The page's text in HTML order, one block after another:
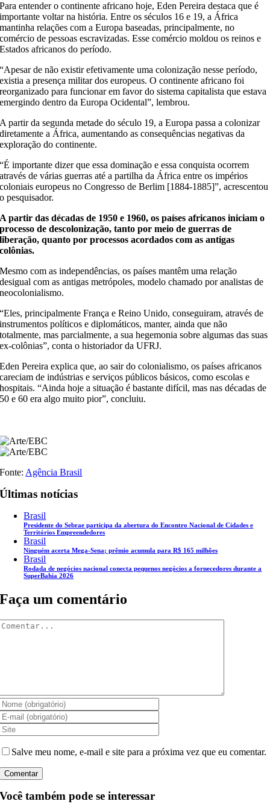
Para entender o continente africano hoje, Eden Pereira destaca que é
importante voltar na história. Entre os séculos 16 e 19, a África
mantinha relações com a Europa baseadas, principalmente, no
comércio de pessoas escravizadas. Esse comércio moldou os reinos e
Estados africanos do período.
“Apesar de não existir efetivamente uma colonização nesse período,
existia a presença militar dos europeus. O continente africano foi
reorganizado para funcionar em favor do sistema capitalista que estava
emergindo dentro da Europa Ocidental”, lembrou.
A partir da segunda metade do século 19, a Europa passa a colonizar
diretamente a África, aumentando as consequências negativas da
exploração do continente.
“É importante dizer que essa dominação e essa conquista ocorrem
através de várias guerras até a partilha da África entre os impérios
coloniais europeus no Congresso de Berlim [1884-1885]”, acrescentou
o pesquisador.
A partir das décadas de 1950 e 1960, os países africanos iniciam o
processo de descolonização, tanto por meio de guerras de
liberação, quanto por processos acordados com as antigas
colônias.
Mesmo com as independências, os países mantêm uma relação
desigual com as antigas metrópoles, modelo chamado por analistas de
neocolonialismo.
“Eles, principalmente França e Reino Unido, conseguiram, através de
instrumentos políticos e diplomáticos, manter, ainda que não
totalmente, mas parcialmente, a sua hegemonia sobre algumas das suas
ex-colônias”, conta o historiador da UFRJ.
Eden Pereira explica que, ao sair do colonialismo, os países africanos
careciam de indústrias e serviços públicos básicos, como escolas e
hospitais. “Ainda hoje a situação é bastante difícil, mas nas décadas de
50 e 60 era algo muito pior”, concluiu.
Fonte: Agência Brasil
Últimas notícias
Brasil
Presidente do Sebrae participa da abertura do Encontro Nacional de Cidades e
Territórios Empreendedores
Brasil
Ninguém acerta Mega-Sena; prêmio acumula para R$ 165 milhões
Brasil
Rodada de negócios nacional conecta pequenos negócios a fornecedores durante a
SuperBahia 2026
Faça um comentário
Salve meu nome, e-mail e site para a próxima vez que eu comentar.
Você também pode se interessar